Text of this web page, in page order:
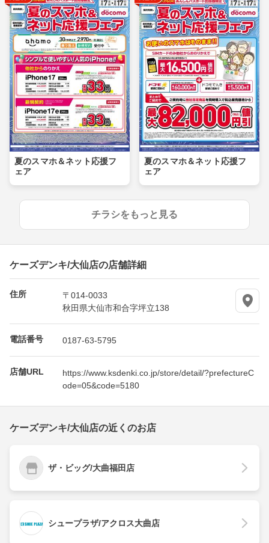
夏のスマホ＆ネット応援フ
ェア
夏のスマホ＆ネット応援フ
ェア
チラシをもっと見る
ケーズデンキ/大仙店の店舗詳細
住所
〒014-0033
秋田県大仙市和合字坪立138
電話番号 0187-63-5795
店舗URL
https://www.ksdenki.co.jp/store/detail/?prefectureC
ode=05&code=5180
ケーズデンキ/大仙店の近くのお店
ザ・ビッグ/大曲福田店
シュープラザ/アクロス大曲店